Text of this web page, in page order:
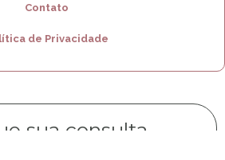
Contato
de Privacidade
sua consulta